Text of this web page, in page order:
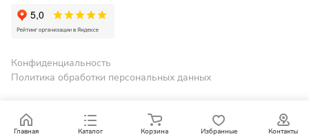
Конфиденциальность
Политика обработки персональных данных
Главная Каталог Корзина Избранные Контакты